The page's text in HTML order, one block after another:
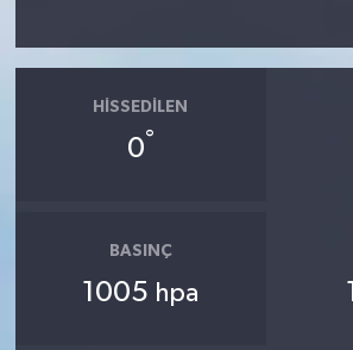
HISSEDILEN
0°
BASINÇ
1005 hpa